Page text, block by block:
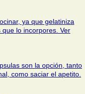
ya que gelatiniza
lo incorpores. Ver
son la opción, tanto
como saciar el apetito.